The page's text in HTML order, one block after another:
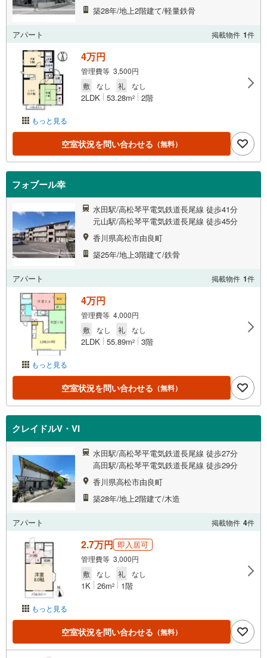
築28年/地上2階建て/軽量鉄骨
アパート 掲載物件 1件
もっと見る
4万円
管理費等 3,500円
敷
なし 礼 なし
2LDK 53.28m2 2階
空室状況を問い合わせる （無料）
フォブール幸
水田駅/高松琴平電気鉄道長尾線 徒歩41分
元山駅/高松琴平電気鉄道長尾線 徒歩45分
香川県高松市由良町
築25年/地上3階建て/鉄骨
アパート 掲載物件 1件
もっと見る
4万円
管理費等 4,000円
敷
なし 礼 なし
2LDK 55.89m2 3階
空室状況を問い合わせる （無料）
クレイドルV・VI
水田駅/高松琴平電気鉄道長尾線 徒歩27分
高田駅/高松琴平電気鉄道長尾線 徒歩29分
香川県高松市由良町
築28年/地上2階建て/木造
アパート 掲載物件 4件
もっと見る
2.7万円 即入居可
管理費等 3,000円
敷
なし 礼 なし
1K 26m2 1階
空室状況を問い合わせる （無料）